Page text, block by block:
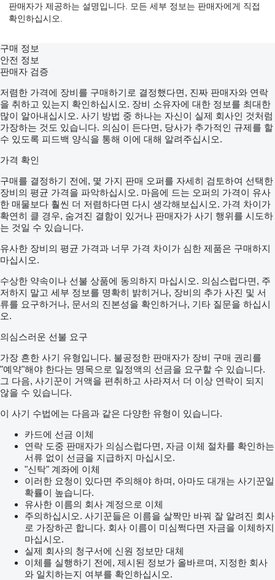
판매자가 제공하는 설명입니다. 모든 세부 정보는 판매자에게 직접
확인하십시오.
구매 정보
안전 정보
판매자 검증
저렴한 가격에 장비를 구매하기로 결정했다면, 진짜 판매자와 연락
을 취하고 있는지 확인하십시오. 장비 소유자에 대한 정보를 최대한
많이 알아내십시오. 사기 방법 중 하나는 자신이 실제 회사인 것처럼
가장하는 것도 있습니다. 의심이 든다면, 당사가 추가적인 규제를 할
수 있도록 피드백 양식을 통해 이에 대해 알려주십시오.
가격 확인
구매를 결정하기 전에, 몇 가지 판매 오퍼를 자세히 검토하여 선택한
장비의 평균 가격을 파악하십시오. 마음에 드는 오퍼의 가격이 유사
한 매물보다 훨씬 더 저렴하다면 다시 생각해보십시오. 가격 차이가
확연히 클 경우, 숨겨진 결함이 있거나 판매자가 사기 행위를 시도하
는 것일 수 있습니다.
유사한 장비의 평균 가격과 너무 가격 차이가 심한 제품은 구매하지
마십시오.
수상한 약속이나 선불 상품에 동의하지 마십시오. 의심스럽다면, 주
저하지 말고 세부 정보를 명확히 밝히거나, 장비의 추가 사진 및 서
류를 요구하거나, 문서의 진본성을 확인하거나, 기타 질문을 하십시
오.
의심스러운 선불 요구
가장 흔한 사기 유형입니다. 불공정한 판매자가 장비 구매 권리를
"예약"해야 한다는 명목으로 일정액의 선금을 요구할 수 있습니다.
그 다음, 사기꾼이 거액을 편취하고 사라져서 더 이상 연락이 되지
않을 수 있습니다.
이 사기 수법에는 다음과 같은 다양한 유형이 있습니다.
카드에 선금 이체
연락 도중 판매자가 의심스럽다면, 자금 이체 절차를 확인하는
서류 없이 선금을 지급하지 마십시오.
"신탁" 계좌에 이체
이러한 요청이 있다면 주의해야 하며, 아마도 대개는 사기꾼일
확률이 높습니다.
유사한 이름의 회사 계정으로 이체
주의하십시오. 사기꾼들은 이름을 살짝만 바꿔 잘 알려진 회사
로 가장하곤 합니다. 회사 이름이 미심쩍다면 자금을 이체하지
마십시오.
실제 회사의 청구서에 신원 정보만 대체
이체를 실행하기 전에, 제시된 정보가 올바르며, 지정한 회사
와 일치하는지 여부를 확인하십시오.